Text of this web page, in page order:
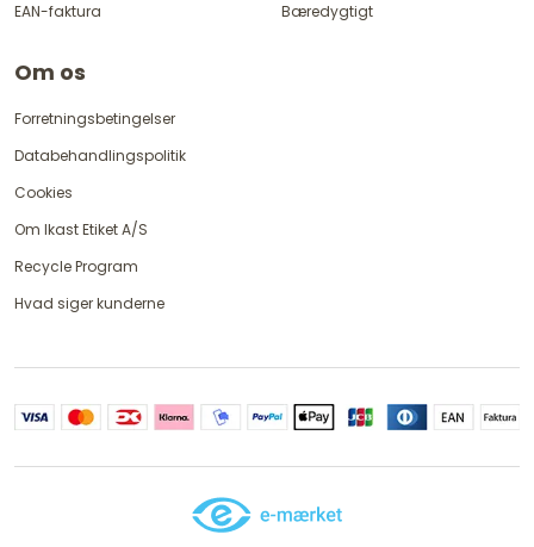
EAN-faktura
Bæredygtigt
Om os
Forretningsbetingelser
Databehandlingspolitik
Cookies
Om Ikast Etiket A/S
Recycle Program
Hvad siger kunderne